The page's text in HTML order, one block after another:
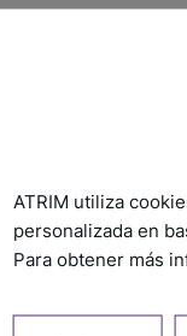
ATRIM utiliza
personalizada en
Para obtener más